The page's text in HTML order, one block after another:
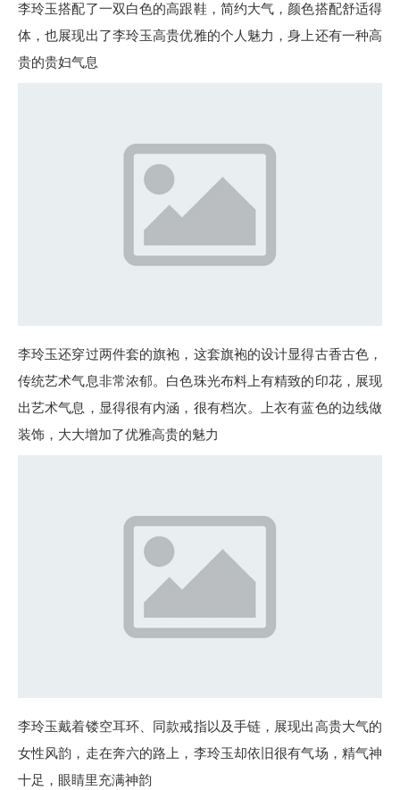
李玲玉搭配了一双白色的高跟鞋，简约大气，颜色搭配舒适得
体，也展现出了李玲玉高贵优雅的个人魅力，身上还有一种高
贵的贵妇气息
李玲玉还穿过两件套的旗袍，这套旗袍的设计显得古香古色，
传统艺术气息非常浓郁。白色珠光布料上有精致的印花，展现
出艺术气息，显得很有内涵，很有档次。上衣有蓝色的边线做
装饰，大大增加了优雅高贵的魅力
李玲玉戴着镂空耳环、同款戒指以及手链，展现出高贵大气的
女性风韵，走在奔六的路上，李玲玉却依旧很有气场，精气神
十足，眼睛里充满神韵